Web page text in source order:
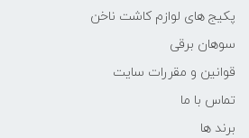
پکیج های لوازم کاشت ناخن
سوهان برقی
قوانین و مقررات سایت
تماس با ما
برند ها